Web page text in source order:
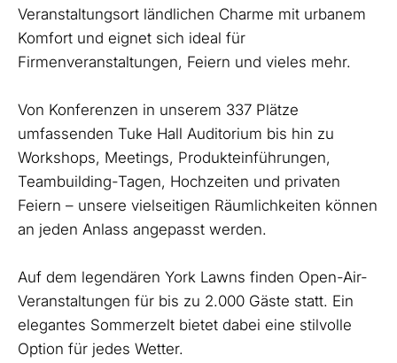
Veranstaltungsort ländlichen Charme mit urbanem
Komfort und eignet sich ideal für
Firmenveranstaltungen, Feiern und vieles mehr.
Von Konferenzen in unserem 337 Plätze
umfassenden Tuke Hall Auditorium bis hin zu
Workshops, Meetings, Produkteinführungen,
Teambuilding-Tagen, Hochzeiten und privaten
Feiern – unsere vielseitigen Räumlichkeiten können
an jeden Anlass angepasst werden.
Auf dem legendären York Lawns finden Open-Air-
Veranstaltungen für bis zu 2.000 Gäste statt. Ein
elegantes Sommerzelt bietet dabei eine stilvolle
Option für jedes Wetter.